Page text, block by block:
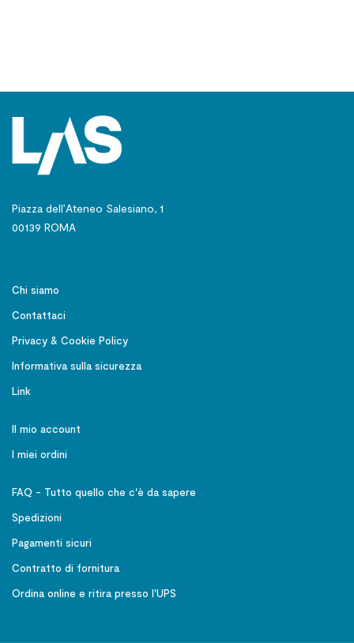
Piazza dell’Ateneo Salesiano, 1
00139 ROMA
Chi siamo
Contattaci
Privacy & Cookie Policy
Informativa sulla sicurezza
Link
Il mio account
I miei ordini
FAQ - Tutto quello che c'è da sapere
Spedizioni
Pagamenti sicuri
Contratto di fornitura
Ordina online e ritira presso l'UPS